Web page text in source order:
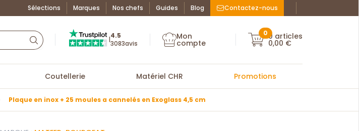
Sélections Marques Nos chefs Guides Blog Contactez-nous Facebook : La
Instagram :
Truspilot : La Boutique des chefs
4.5
3083avis Mon compte
Mon
compte Mon compte
00 articles
0,00 €
Coutellerie Matériel CHR Promotions
Plaque en inox + 25 moules a cannelés en Exoglass 4,5 cm